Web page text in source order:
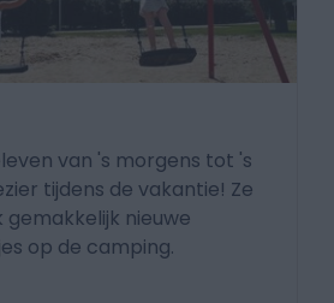
van 's morgens tot 's
tijdens de vakantie! Ze
gemakkelijk nieuwe
op de camping.